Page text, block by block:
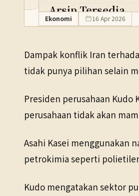
Ekonomi 16 Apr 2026
Arsip Tersedia
TANGGAL SUMBER
16 Apr 2026
Pranala sumber asli tidak
Dampak konflik Iran
tidak punya pilihan selain
Presiden perusahaan
perusahaan tidak akan
Asahi Kasei menggunakan
petrokimia seperti
Kudo mengatakan sektor